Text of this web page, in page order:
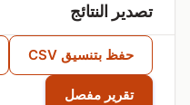
تصدير النتائج
حفظ بتنسيق CSV
تقرير مفصل